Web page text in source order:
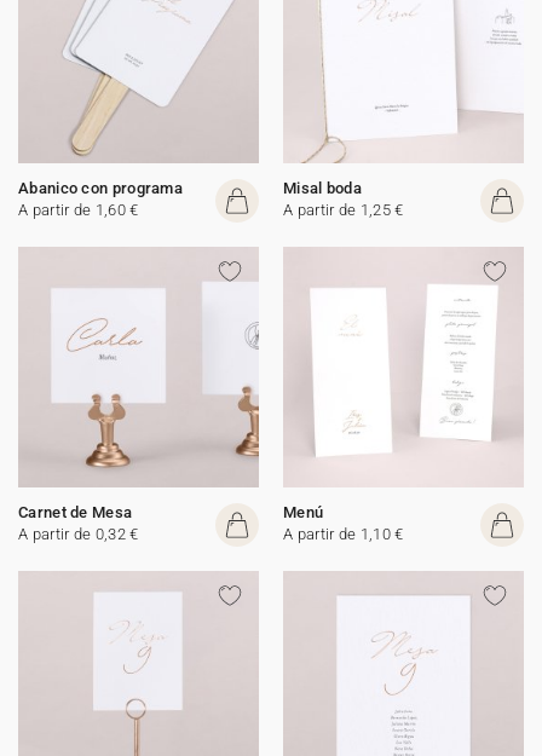
Abanico con programa
A partir de 1,60 €
Misal boda
A partir de 1,25 €
Carnet de Mesa
A partir de 0,32 €
Menú
A partir de 1,10 €